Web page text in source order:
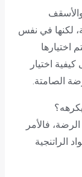
والأسقف
لكنها في نفس
اختيارها
اختيار
الصامتة.
فالأمر
الراتنجية